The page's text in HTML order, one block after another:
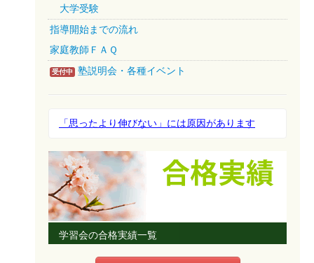
大学受験
指導開始までの流れ
家庭教師ＦＡＱ
受付中 塾説明会・各種イベント
「思ったより伸びない」には原因があります
学習会の合格実績一覧